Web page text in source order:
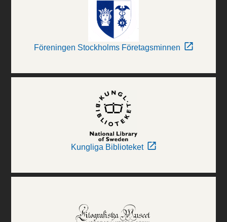
Föreningen Stockholms Företagsminnen
Kungliga Biblioteket